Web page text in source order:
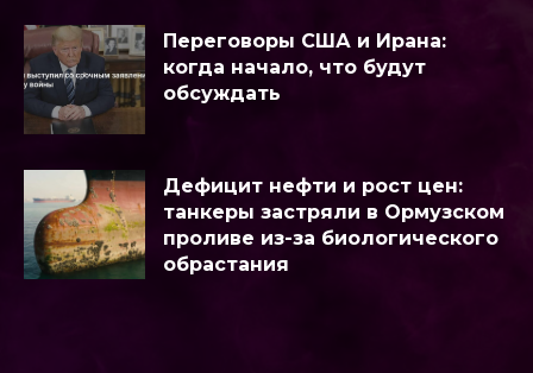
Переговоры США и Ирана:
когда начало, что будут
обсуждать
Дефицит нефти и рост цен:
танкеры застряли в Ормузском
проливе из-за биологического
обрастания